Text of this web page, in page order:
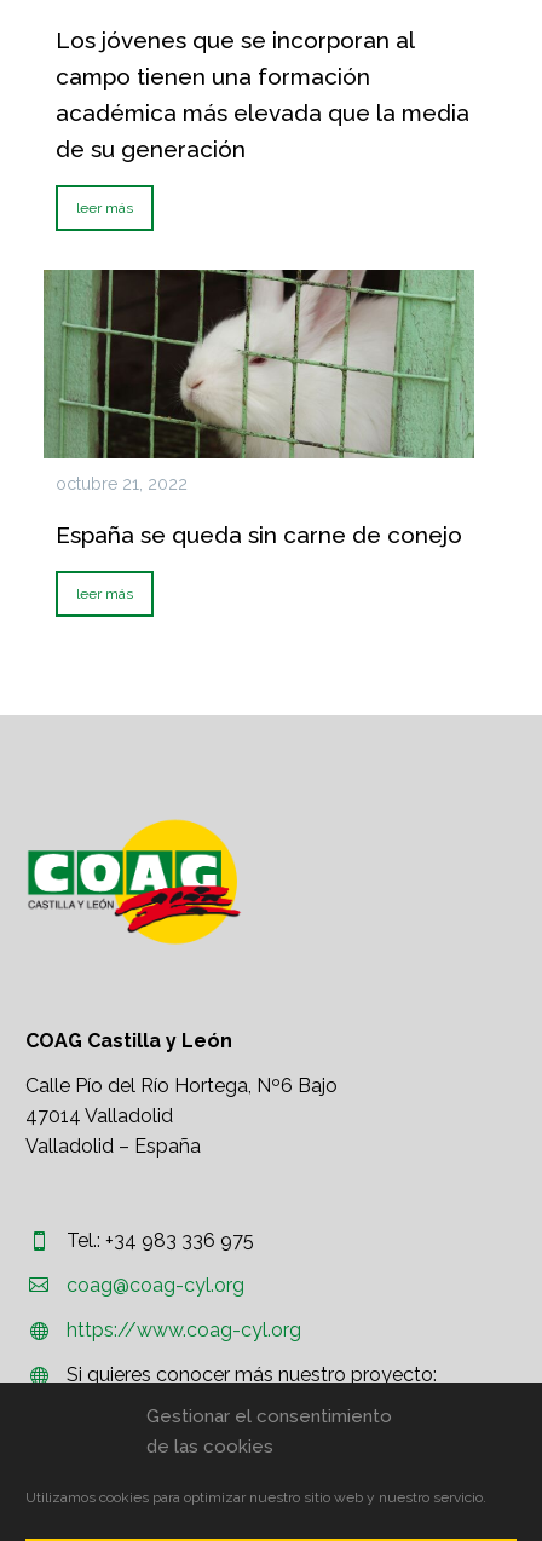
Gestionar el consentimiento
de las cookies
Utilizamos cookies para optimizar nuestro sitio web y nuestro servicio.
Los jóvenes que se incorporan al
campo tienen una formación
académica más elevada que la media
de su generación
leer más
octubre 21, 2022
España se queda sin carne de conejo
leer más
COAG Castilla y León
Calle Pío del Río Hortega, Nº6 Bajo
47014 Valladolid
Valladolid – España

 Tel.: +34 983 336 975

 coag@coag-cyl.org

 https://www.coag-cyl.org


Si quieres conocer más nuestro proyecto:
http://www.coag.org